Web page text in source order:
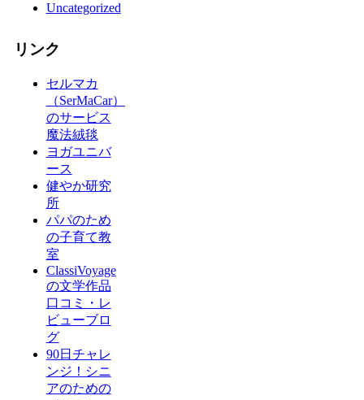
Uncategorized
リンク
セルマカ
（SerMaCar）
のサービス
魔法絨毯
ヨガユニバ
ース
健やか研究
所
パパのため
の子育て教
室
ClassiVoyage
の文学作品
口コミ・レ
ビューブロ
グ
90日チャレ
ンジ！シニ
アのための